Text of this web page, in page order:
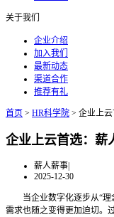
关于我们
企业介绍
加入我们
最新动态
渠道合作
推荐有礼
首页 > HR科学院 > 企业上
企业上云首选：薪
薪人薪事|
2025-12-30
当企业数字化逐步从“理
需求也随之变得更加迫切。